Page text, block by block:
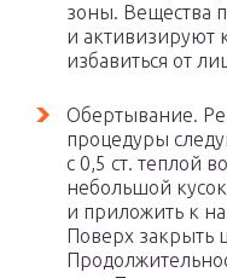
зоны. Вещества
и активизируют
избавиться от
Обертывание.
процедуры
с 0,5 ст. теплой
небольшой
и приложить к
Поверх закрыть